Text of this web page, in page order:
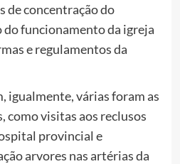
de concentração do
do funcionamento da igreja
e regulamentos da
igualmente, várias foram as
como visitas aos reclusos
provincial e
arvores nas artérias da